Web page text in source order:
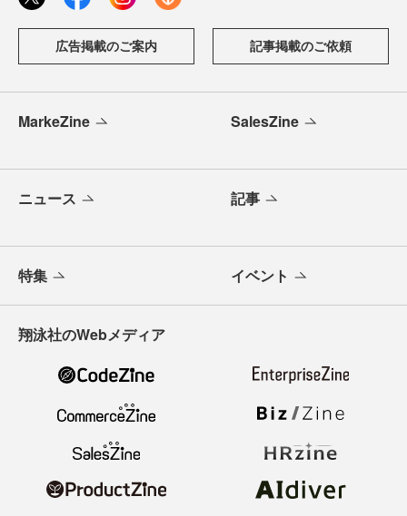
広告掲載のご案内 記事掲載のご依頼
MarkeZine SalesZine
ニュース 記事
特集 イベント
翔泳社のWebメディア